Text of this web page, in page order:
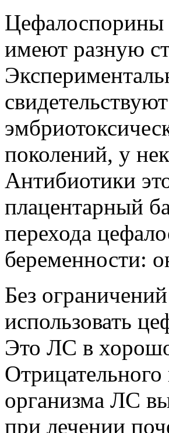
Цефалоспорины
имеют разную
поколений, у
Антибиотики
плацентарный
перехода
беременности:
Без
использовать
Это ЛС в хорошо
организма ЛС
при лечении